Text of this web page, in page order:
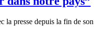
presse depuis la fin de